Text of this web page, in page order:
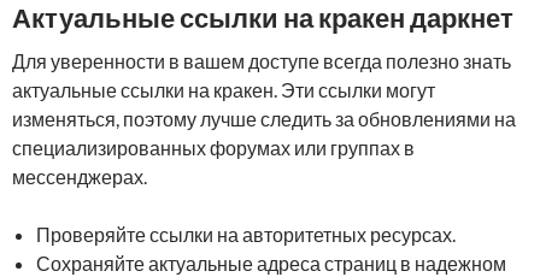
Актуальные ссылки на кракен даркнет
Для уверенности в вашем доступе всегда полезно знать
актуальные ссылки на кракен. Эти ссылки могут
изменяться, поэтому лучше следить за обновлениями на
специализированных форумах или группах в
мессенджерах.
Проверяйте ссылки на авторитетных ресурсах.
Сохраняйте актуальные адреса страниц в надежном